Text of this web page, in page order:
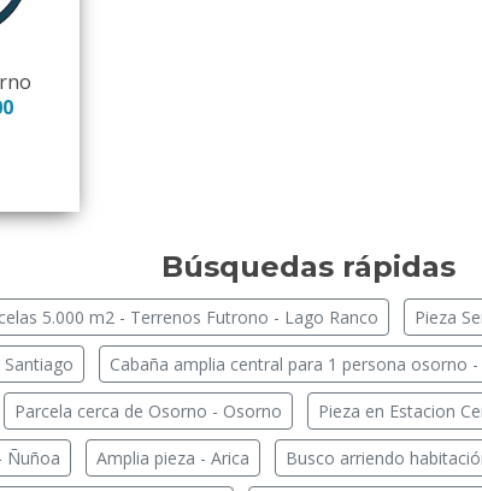
Búsquedas rápidas
5.000 m2 - Terrenos Futrono - Lago Ranco Pieza
Santiago Cabaña amplia central para 1 persona osorno
Parcela cerca de Osorno - Osorno Pieza en Estacion
Ñuñoa Amplia pieza - Arica Busco arriendo